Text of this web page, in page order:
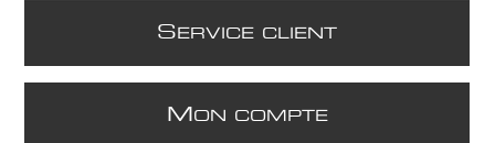
S ERVICE CLIENT
M ON COMPTE